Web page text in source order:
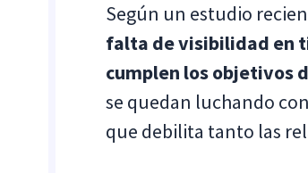
Según un estudio
falta de visibilidad en
cumplen los objetivos
se quedan luchando
que debilita tanto las